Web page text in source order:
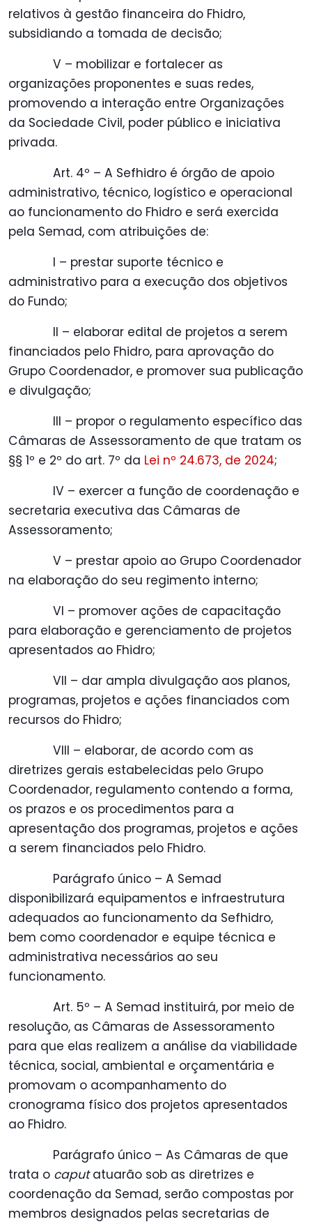
relativos à gestão financeira do Fhidro,
subsidiando a tomada de decisão;
V – mobilizar e fortalecer as
organizações proponentes e suas redes,
promovendo a interação entre Organizações
da Sociedade Civil, poder público e iniciativa
privada.
Art. 4º – A Sefhidro é órgão de apoio
administrativo, técnico, logístico e operacional
ao funcionamento do Fhidro e será exercida
pela Semad, com atribuições de:
I – prestar suporte técnico e
administrativo para a execução dos objetivos
do Fundo;
II – elaborar edital de projetos a serem
financiados pelo Fhidro, para aprovação do
Grupo Coordenador, e promover sua publicação
e divulgação;
III – propor o regulamento específico das
Câmaras de Assessoramento de que tratam os
§§ 1º e 2º do art. 7º da Lei nº 24.673, de 2024;
IV – exercer a função de coordenação e
secretaria executiva das Câmaras de
Assessoramento;
V – prestar apoio ao Grupo Coordenador
na elaboração do seu regimento interno;
VI – promover ações de capacitação
para elaboração e gerenciamento de projetos
apresentados ao Fhidro;
VII – dar ampla divulgação aos planos,
programas, projetos e ações financiados com
recursos do Fhidro;
VIII – elaborar, de acordo com as
diretrizes gerais estabelecidas pelo Grupo
Coordenador, regulamento contendo a forma,
os prazos e os procedimentos para a
apresentação dos programas, projetos e ações
a serem financiados pelo Fhidro.
Parágrafo único – A Semad
disponibilizará equipamentos e infraestrutura
adequados ao funcionamento da Sefhidro,
bem como coordenador e equipe técnica e
administrativa necessários ao seu
funcionamento.
Art. 5º – A Semad instituirá, por meio de
resolução, as Câmaras de Assessoramento
para que elas realizem a análise da viabilidade
técnica, social, ambiental e orçamentária e
promovam o acompanhamento do
cronograma físico dos projetos apresentados
ao Fhidro.
Parágrafo único – As Câmaras de que
trata o caputatuarão sob as diretrizes e
coordenação da Semad, serão compostas por
membros designados pelas secretarias de